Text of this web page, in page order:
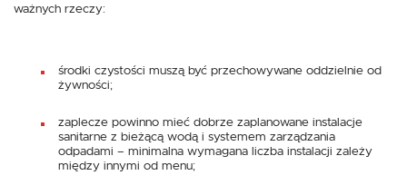
ważnych rzeczy:
środki czystości muszą być przechowywane oddzielnie od
żywności;
zaplecze powinno mieć dobrze zaplanowane instalacje
sanitarne z bieżącą wodą i systemem zarządzania
odpadami – minimalna wymagana liczba instalacji zależy
między innymi od menu;